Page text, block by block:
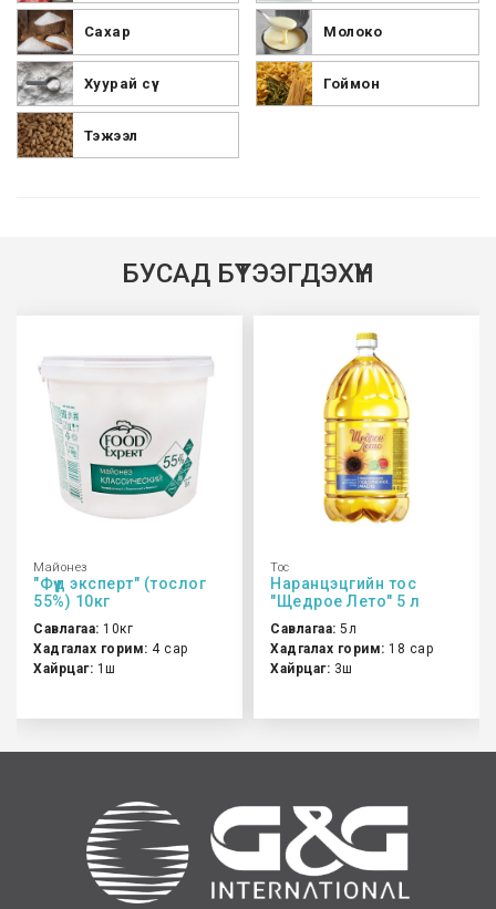
Сахар Молоко
Хуурай сүү Гоймон
Тэжээл
БУСАД БҮТЭЭГДЭХҮҮН
Майонез
"Фүүд эксперт" (тослог
55%) 10кг
Савлагаа: 10кг
Хадгалах горим: 4 сар
Хайрцаг: 1ш
Тос
Наранцэцгийн тос
"Щедрое Лето" 5 л
Савлагаа: 5л
Хадгалах горим: 18 сар
Хайрцаг: 3ш